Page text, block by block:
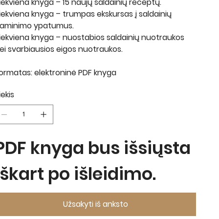
knyga – trumpas ekskursas į saldainių
ypatumus.
knyga – nuostabios saldainių nuotraukos
svarbiausios eigos nuotraukos.
: elektroninė PDF knyga
knyga bus išsiųsta
po išleidimo.
Užsakyti iš anksto